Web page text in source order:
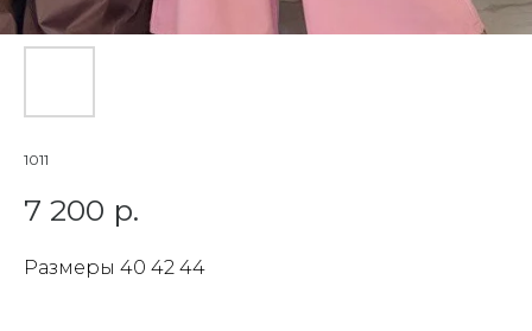
1011
7 200 р.
Размеры 40 42 44